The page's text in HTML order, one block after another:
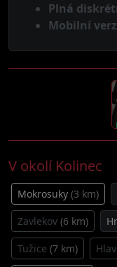
Plná
Mobilní
V okolí Kolinec
Mokrosuky (3 km)
Zavlekov (6 km)
Tužice (7 km)